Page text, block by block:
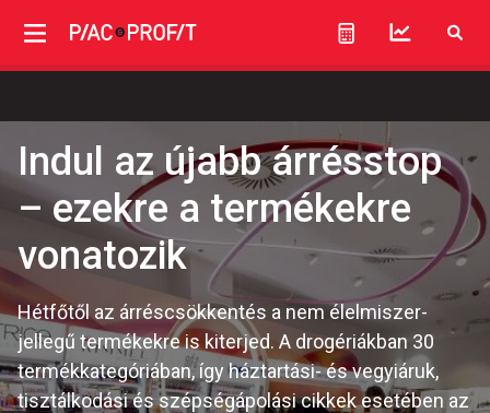
Indul az újabb árrésstop
– ezekre a termékekre
vonatozik
Hétfőtől az árréscsökkentés a nem élelmiszer-
jellegű termékekre is kiterjed. A drogériákban 30
termékkategóriában, így háztartási- és vegyiáruk,
tisztálkodási és szépségápolási cikkek esetében az